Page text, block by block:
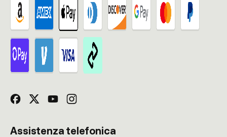
Assistenza telefonica